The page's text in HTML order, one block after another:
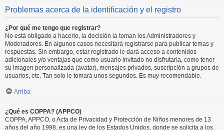
Problemas acerca de la identificación y el registro
¿Por qué me tengo que registrar?
No está obligado a hacerlo, la decisión la toman los Administradores y
Moderadores. En algunos casos necesitará registrarse para publicar temas y
respuestas. Sin embargo, estar registrado le dará acceso a contenidos
adicionales y/o ventajas que como usuario invitado no disfrutaría, como tener
su imagen personalizada (avatar), mensajes privados, suscripción a grupos de
usuarios, etc. Tan solo le tomará unos segundos. Es muy recomendable.
Arriba
¿Qué es COPPA? (APPCO)
COPPA, APPCO, o Acta de Privacidad y Protección de Niños menores de 13
años del año 1998, es una ley de los Estados Unidos, donde se solicita a los